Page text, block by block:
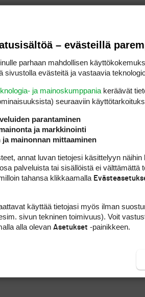
– evästeillä
parhaan mahdollisen
sivustolla evästeitä ja vastaavia
ja mainoskumppania keräävät
seuraaviin
parantaminen
ja markkinointi
ja mainonnan mittaaminen
annat luvan tietojesi käsittelyyn
palveluista tai sisällöistä ei välttämättä
tahansa klikkaamalla
käyttää tietojasi myös ilman
sivun tekninen toimivuus). Voit
alla olevan Asetukset -painikkeen.